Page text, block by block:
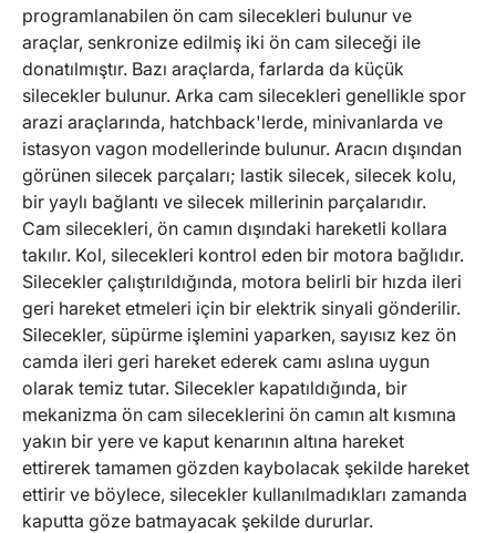
TESLA EMGRAND
DR THINK
RAM ABARTH
STREETSCOOTER DS
IZH POLESTAR
CUPRA AIWAYS
programlanabilen ön cam silecekleri bulunur ve
araçlar, senkronize edilmiş iki ön cam sileceği ile
donatılmıştır. Bazı araçlarda, farlarda da küçük
silecekler bulunur. Arka cam silecekleri genellikle spor
arazi araçlarında, hatchback'lerde, minivanlarda ve
istasyon vagon modellerinde bulunur. Aracın dışından
görünen silecek parçaları; lastik silecek, silecek kolu,
bir yaylı bağlantı ve silecek millerinin parçalarıdır.
Cam silecekleri, ön camın dışındaki hareketli kollara
takılır. Kol, silecekleri kontrol eden bir motora bağlıdır.
Silecekler çalıştırıldığında, motora belirli bir hızda ileri
geri hareket etmeleri için bir elektrik sinyali gönderilir.
Silecekler, süpürme işlemini yaparken, sayısız kez ön
camda ileri geri hareket ederek camı aslına uygun
olarak temiz tutar. Silecekler kapatıldığında, bir
mekanizma ön cam sileceklerini ön camın alt kısmına
yakın bir yere ve kaput kenarının altına hareket
ettirerek tamamen gözden kaybolacak şekilde hareket
ettirir ve böylece, silecekler kullanılmadıkları zamanda
kaputta göze batmayacak şekilde dururlar.